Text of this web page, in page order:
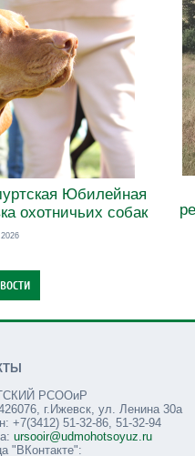
Юбилейная
охотничьих собак
РСООиР
г.Ижевск, ул. Ленина 30а
+7(3412) 51-32-86, 51-32-94
ursooir@udmohotsoyuz.ru
"ВКонтакте":